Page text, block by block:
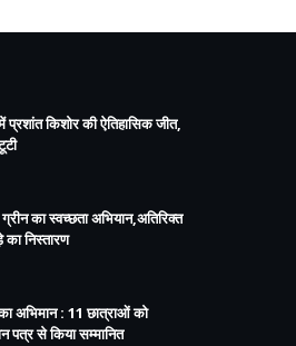
प्रशांत किशोर की ऐतिहासिक जीत,
का स्वच्छता अभियान,अतिरिक्त
निस्तारण
का अभिमान : 11 छात्राओं को
पत्र से किया सम्मानित